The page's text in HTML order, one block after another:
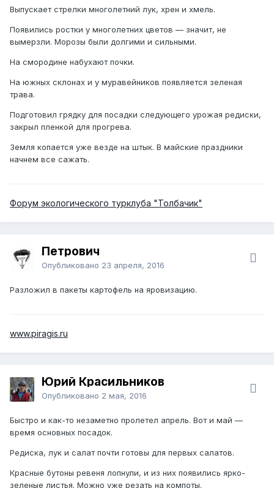
Выпускает стрелки многолетний лук, хрен и хмель.
Появились ростки у многолетних цветов — значит, не
вымерзли. Морозы были долгими и сильными.
На смородине набухают почки.
На южных склонах и у муравейников появляется зеленая
трава.
Подготовил грядку для посадки следующего урожая редиски,
закрыл пленкой для прогрева.
Земля копается уже везде на штык. В майские праздники
начнем все сажать.
Форум экологического турклуба "Толбачик"
Петрович
Опубликовано 23 апреля, 2016
Разложил в пакеты картофель на яровизацию.
www.piragis.ru
Юрий Красильников
Опубликовано 2 мая, 2016
Быстро и как-то незаметно пролетел апрель. Вот и май —
время основных посадок.
Редиска, лук и салат почти готовы для первых салатов.
Красные бутоны ревеня лопнули, и из них появились ярко-
зеленые листья. Можно уже резать на компоты.